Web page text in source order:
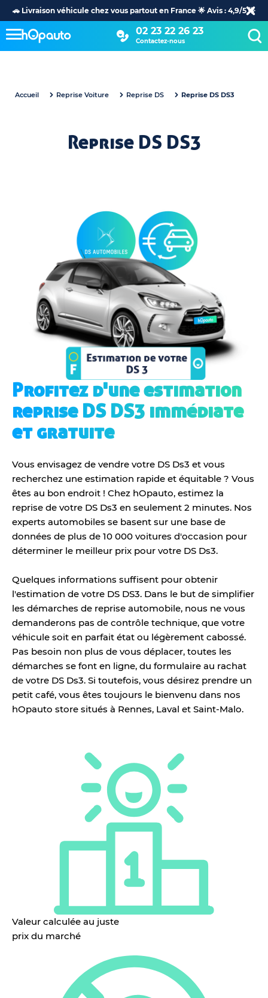
🚗 Livraison véhicule chez vous partout en France 🌟 Avis : 4,9/5 🌟
02 23 22 26 23
Contactez-nous
Accueil Reprise Voiture Reprise DS Reprise DS DS3
Reprise DS DS3
Profitez d'une estimation
reprise DS DS3 immédiate
et gratuite
Vous envisagez de vendre votre DS Ds3 et vous
recherchez une estimation rapide et équitable ? Vous
êtes au bon endroit ! Chez hOpauto, estimez la
reprise de votre DS Ds3 en seulement 2 minutes. Nos
experts automobiles se basent sur une base de
données de plus de 10 000 voitures d'occasion pour
déterminer le meilleur prix pour votre DS Ds3.
Quelques informations suffisent pour obtenir
l'estimation de votre DS DS3. Dans le but de simplifier
les démarches de reprise automobile, nous ne vous
demanderons pas de contrôle technique, que votre
véhicule soit en parfait état ou légèrement cabossé.
Pas besoin non plus de vous déplacer, toutes les
démarches se font en ligne, du formulaire au rachat
de votre DS Ds3. Si toutefois, vous désirez prendre un
petit café, vous êtes toujours le bienvenu dans nos
hOpauto store situés à Rennes, Laval et Saint-Malo.
Valeur calculée au juste
prix du marché